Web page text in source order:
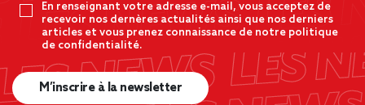
En renseignant votre adresse e-mail, vous acceptez de
recevoir nos dernères actualités ainsi que nos derniers
articles et vous prenez connaissance de notre politique
de confidentialité.
M’inscrire à la newsletter